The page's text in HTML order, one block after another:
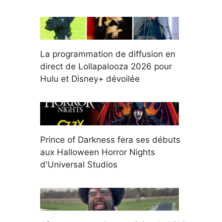
La programmation de diffusion en
direct de Lollapalooza 2026 pour
Hulu et Disney+ dévoilée
Prince of Darkness fera ses débuts
aux Halloween Horror Nights
d'Universal Studios